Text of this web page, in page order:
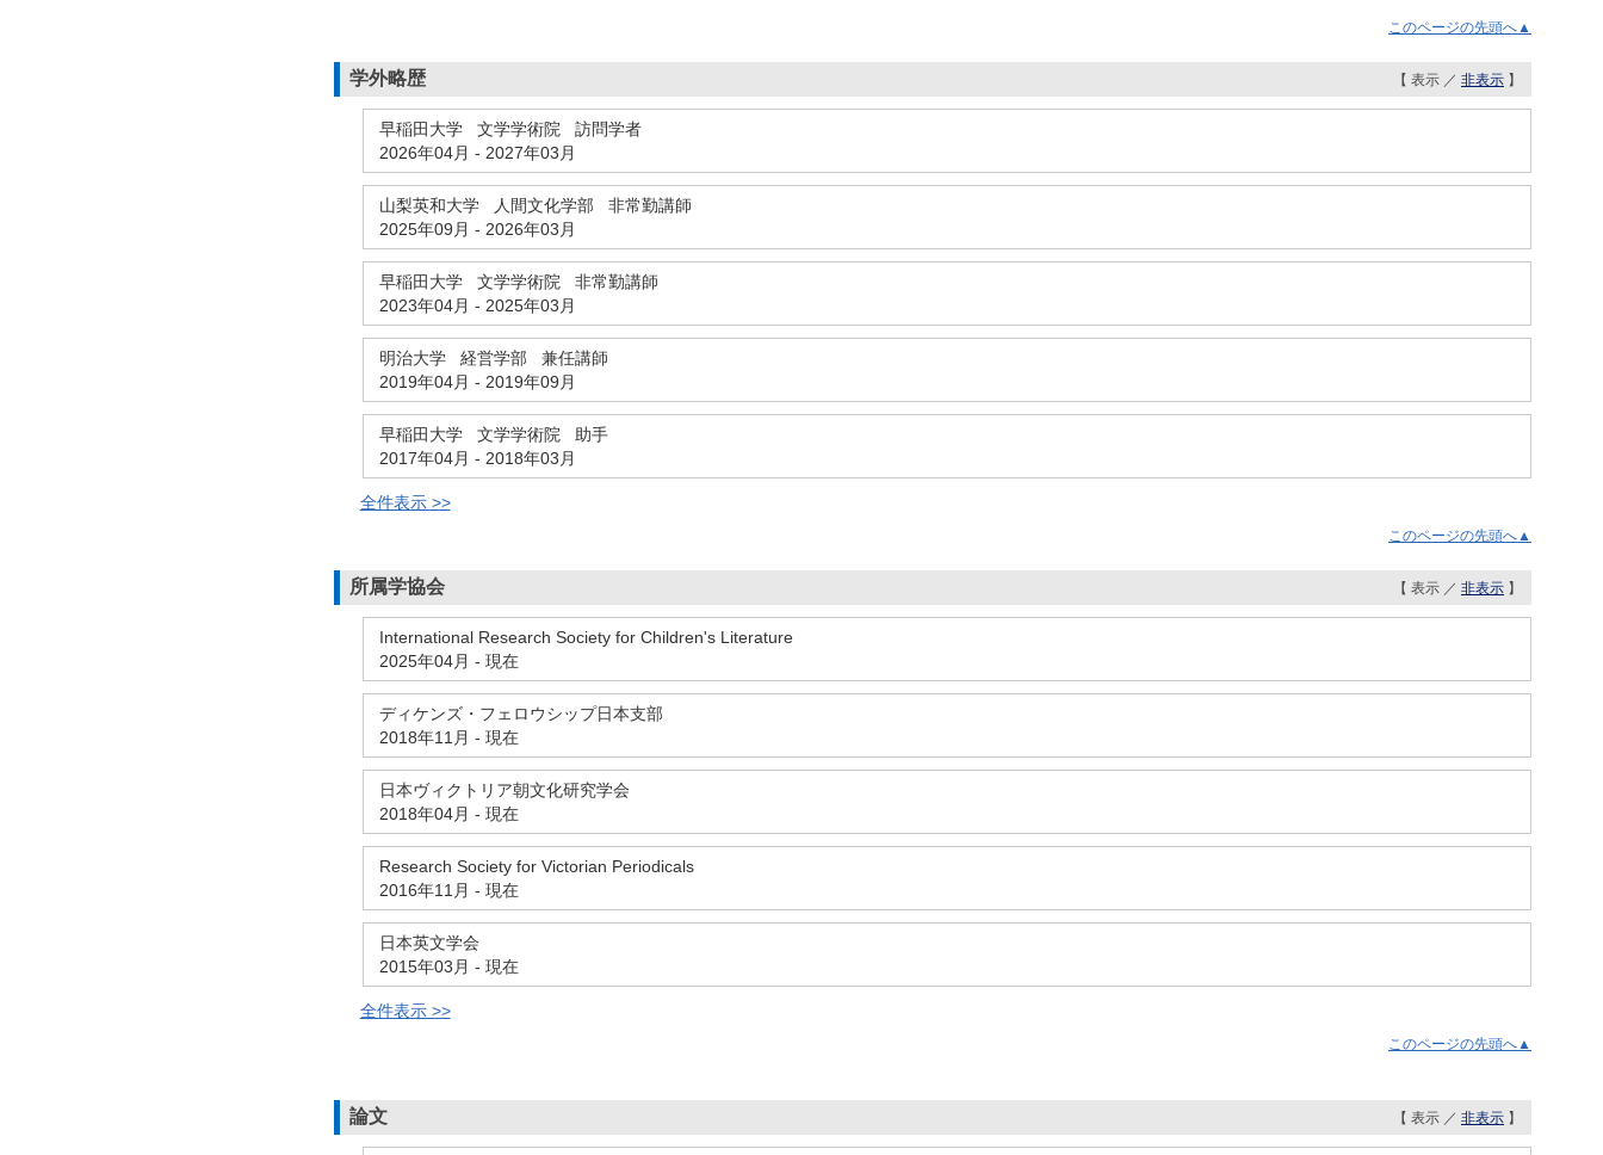
このページの先頭へ▲
学外略歴 【 表示 ／ 非表示 】
早稲田大学 文学学術院 訪問学者
2026年04月 - 2027年03月
山梨英和大学 人間文化学部 非常勤講師
2025年09月 - 2026年03月
早稲田大学 文学学術院 非常勤講師
2023年04月 - 2025年03月
明治大学 経営学部 兼任講師
2019年04月 - 2019年09月
早稲田大学 文学学術院 助手
2017年04月 - 2018年03月
全件表示 >>
このページの先頭へ▲
所属学協会 【 表示 ／ 非表示 】
International Research Society for Children's Literature
2025年04月 - 現在
ディケンズ・フェロウシップ日本支部
2018年11月 - 現在
日本ヴィクトリア朝文化研究学会
2018年04月 - 現在
Research Society for Victorian Periodicals
2016年11月 - 現在
日本英文学会
2015年03月 - 現在
全件表示 >>
このページの先頭へ▲
論文 【 表示 ／ 非表示 】